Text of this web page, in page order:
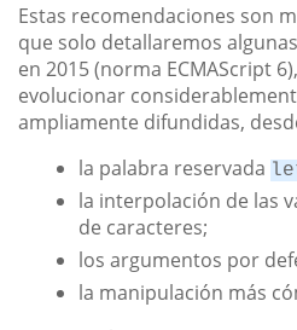
Estas recomendaciones son
que solo detallaremos
en 2015 (norma ECMAScript
evolucionar
ampliamente difundidas,
la palabra reservada
la interpolación de las
de caracteres;
los argumentos por
la manipulación más